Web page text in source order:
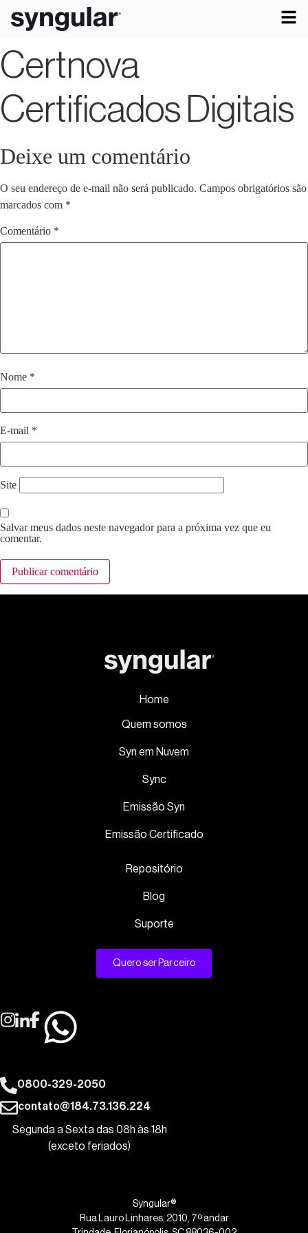
Certnova
Certificados Digitais
Deixe um comentário
O seu endereço de e-mail não será publicado. Campos obrigatórios são
marcados com *
Comentário *
Nome *
E-mail *
Site
Salvar meus dados neste navegador para a próxima vez que eu
comentar.
Home
Quem somos
Syn em Nuvem
Sync
Emissão Syn
Emissão Certificado
Repositório
Blog
Suporte
Quero ser Parceiro
0800-329-2050
contato@184.73.136.224
Segunda a Sexta das 08h às 18h
(exceto feriados)
Syngular®
Rua Lauro Linhares, 2010, 7º andar